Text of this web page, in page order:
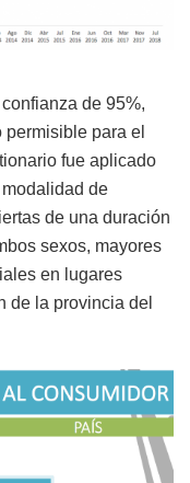
de 95%,
para el
fue aplicado
de
de una duración
sexos, mayores
en lugares
de la provincia del